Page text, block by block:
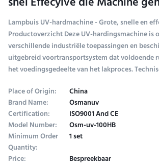
Lampbuis UV-hardmachine - Grote, snelle en
Productoverzicht Deze UV-hardingsmachine is
verschillende industriële toepassingen en
uitgebreid voortransportsystem dat voldoende
het voedingsgedeelte van het lakproces.
Place of Origin:
China
Brand Name: Osmanuv
Certification: ISO9001 And CE
Model Number: Osm-uv-100HB
Minimum Order
Quantity:
1 set
Price:
Bespreekbaar